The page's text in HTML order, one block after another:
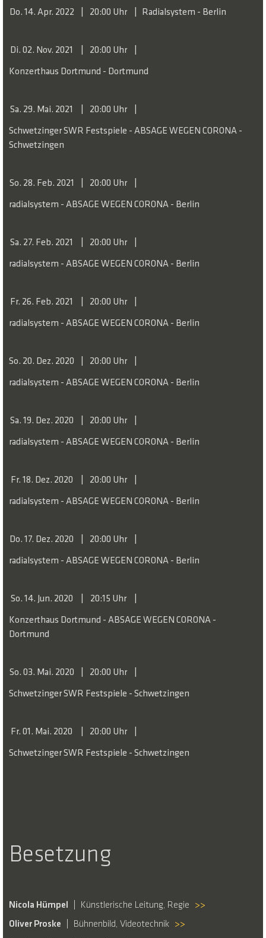
Do. 14. Apr. 2022 20:00 Uhr Radialsystem - Berlin
Di. 02. Nov. 2021 20:00 Uhr
Konzerthaus Dortmund - Dortmund
Sa. 29. Mai. 2021 20:00 Uhr
Schwetzinger SWR Festspiele - ABSAGE WEGEN CORONA -
Schwetzingen
So. 28. Feb. 2021 20:00 Uhr
radialsystem - ABSAGE WEGEN CORONA - Berlin
Sa. 27. Feb. 2021 20:00 Uhr
radialsystem - ABSAGE WEGEN CORONA - Berlin
Fr. 26. Feb. 2021 20:00 Uhr
radialsystem - ABSAGE WEGEN CORONA - Berlin
So. 20. Dez. 2020 20:00 Uhr
radialsystem - ABSAGE WEGEN CORONA - Berlin
Sa. 19. Dez. 2020 20:00 Uhr
radialsystem - ABSAGE WEGEN CORONA - Berlin
Fr. 18. Dez. 2020 20:00 Uhr
radialsystem - ABSAGE WEGEN CORONA - Berlin
Do. 17. Dez. 2020 20:00 Uhr
radialsystem - ABSAGE WEGEN CORONA - Berlin
So. 14. Jun. 2020 20:15 Uhr
Konzerthaus Dortmund - ABSAGE WEGEN CORONA -
Dortmund
So. 03. Mai. 2020 20:00 Uhr
Schwetzinger SWR Festspiele - Schwetzingen
Fr. 01. Mai. 2020 20:00 Uhr
Schwetzinger SWR Festspiele - Schwetzingen
Besetzung
Nicola Hümpel Künstlerische Leitung, Regie
>>
Oliver Proske
Bühnenbild, Videotechnik
>>